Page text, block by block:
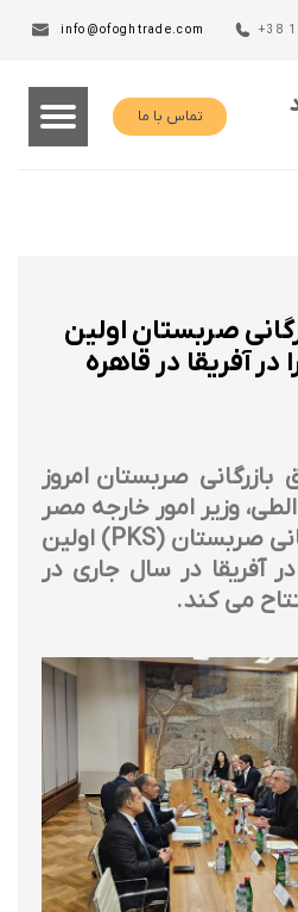
+38
info@ofoghtrade.com
تماس با ما
صربستان اولین
در آفریقا در قاهره
بازرگانی صربستان امروز
وزیر امور خارجه مصر
اعلام کرد که اتاق بازرگانی صربستان (PKS) اولین
آفریقا در سال جاری در
می کند.